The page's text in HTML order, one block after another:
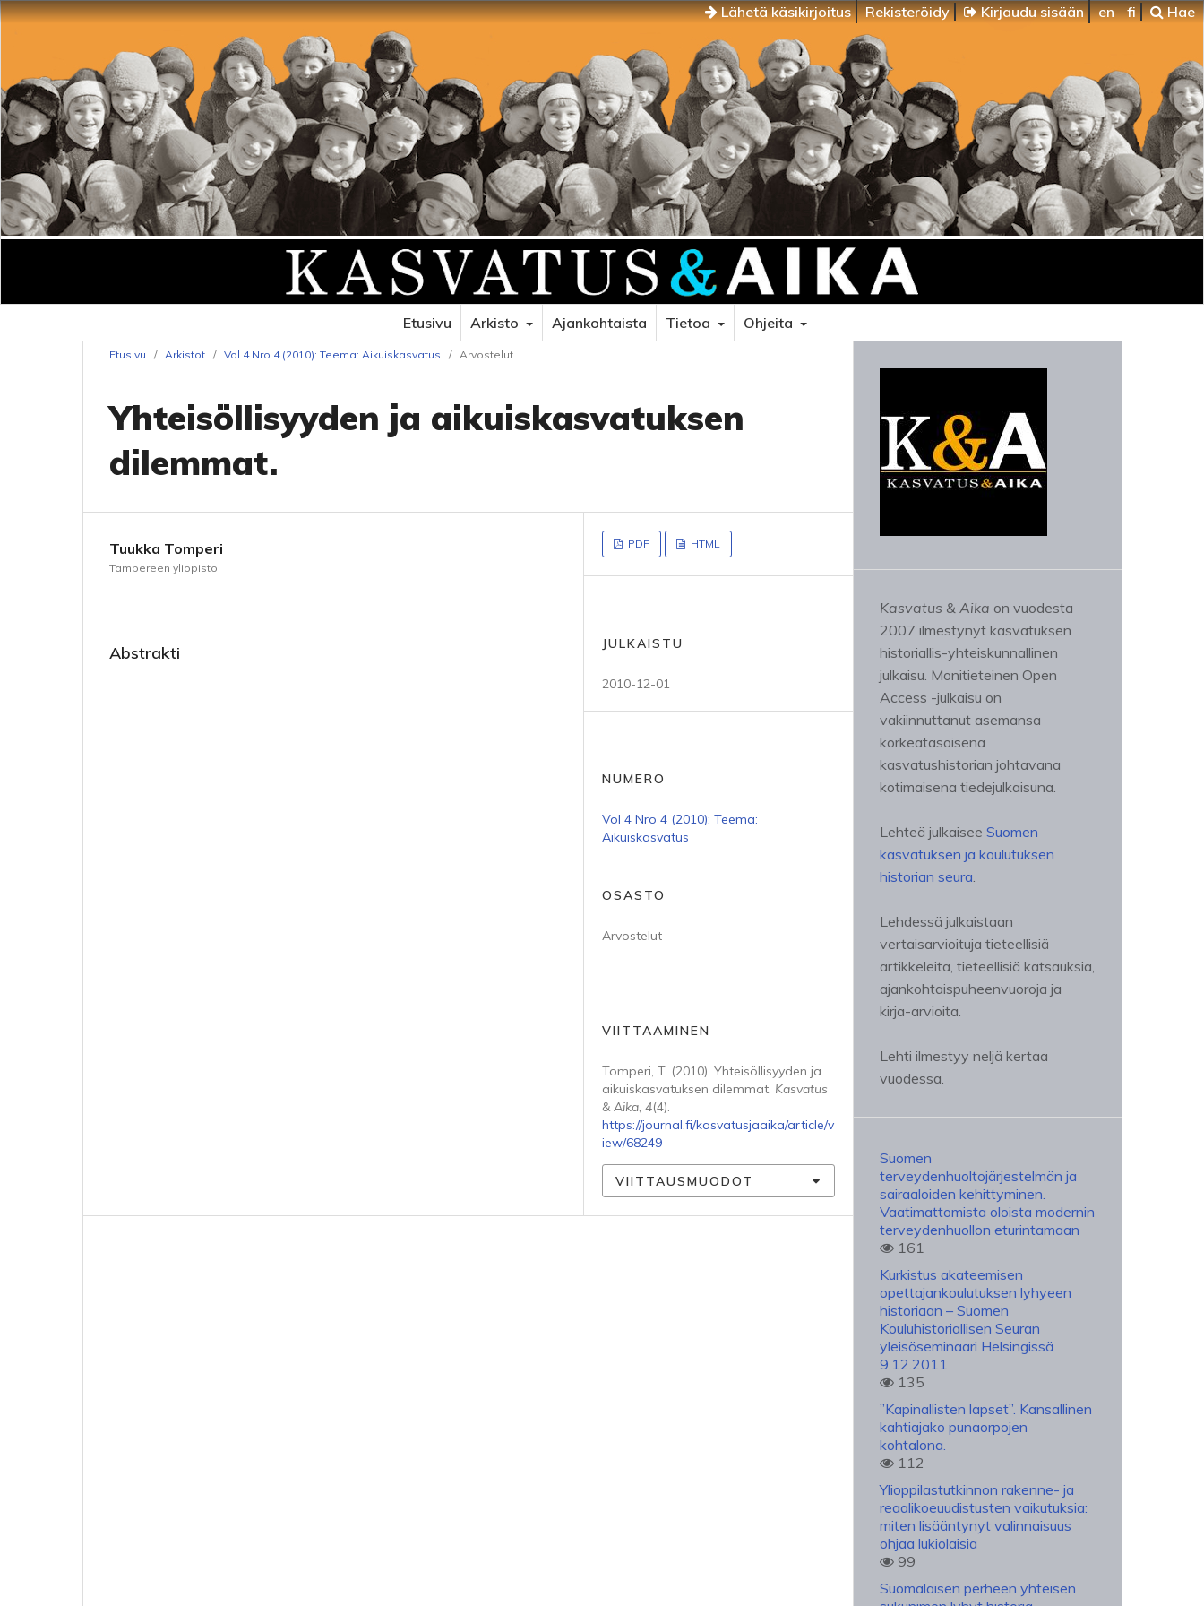
Lähetä käsikirjoitus Rekisteröidy Kirjaudu sisään en fi Hae
Etusivu Arkisto Ajankohtaista Tietoa Ohjeita
Etusivu / Arkistot / Vol 4 Nro 4 (2010): Teema: Aikuiskasvatus / Arvostelut
Yhteisöllisyyden ja aikuiskasvatuksen
dilemmat.
Tuukka Tomperi
Tampereen yliopisto
Abstrakti
PDF HTML
JULKAISTU
2010-12-01
NUMERO
Vol 4 Nro 4 (2010): Teema:
Aikuiskasvatus
OSASTO
Arvostelut
VIITTAAMINEN
Tomperi, T. (2010). Yhteisöllisyyden ja
aikuiskasvatuksen dilemmat. Kasvatus
& Aika, 4(4).
https://journal.fi/kasvatusjaaika/article/v
iew/68249
VIITTAUSMUODOT
Kasvatus & Aika on vuodesta
2007 ilmestynyt kasvatuksen
historiallis-yhteiskunnallinen
julkaisu. Monitieteinen Open
Access -julkaisu on
vakiinnuttanut asemansa
korkeatasoisena
kasvatushistorian johtavana
kotimaisena tiedejulkaisuna.
Lehteä julkaisee Suomen
kasvatuksen ja koulutuksen
historian seura.
Lehdessä julkaistaan
vertaisarvioituja tieteellisiä
artikkeleita, tieteellisiä katsauksia,
ajankohtaispuheenvuoroja ja
kirja-arvioita.
Lehti ilmestyy neljä kertaa
vuodessa.
Suomen
terveydenhuoltojärjestelmän ja
sairaaloiden kehittyminen.
Vaatimattomista oloista modernin
terveydenhuollon eturintamaan
161
Kurkistus akateemisen
opettajankoulutuksen lyhyeen
historiaan – Suomen
Kouluhistoriallisen Seuran
yleisöseminaari Helsingissä
9.12.2011
135
”Kapinallisten lapset”. Kansallinen
kahtiajako punaorpojen
kohtalona.
112
Ylioppilastutkinnon rakenne- ja
reaalikoeuudistusten vaikutuksia:
miten lisääntynyt valinnaisuus
ohjaa lukiolaisia
99
Suomalaisen perheen yhteisen